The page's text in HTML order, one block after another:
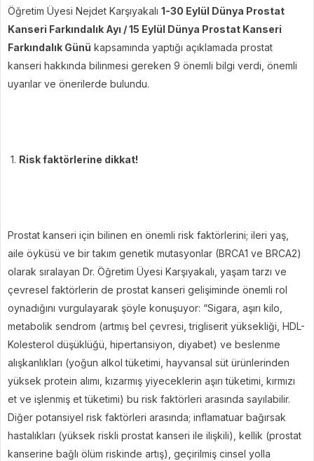
Öğretim Üyesi Nejdet Karşıyakalı 1-30 Eylül Dünya Prostat
Kanseri Farkındalık Ayı / 15 Eylül Dünya Prostat Kanseri
Farkındalık Günü kapsamında yaptığı açıklamada prostat
kanseri hakkında bilinmesi gereken 9 önemli bilgi verdi, önemli
uyarılar ve önerilerde bulundu.
1. Risk faktörlerine dikkat!
Prostat kanseri için bilinen en önemli risk faktörlerini; ileri yaş,
aile öyküsü ve bir takım genetik mutasyonlar (BRCA1 ve BRCA2)
olarak sıralayan Dr. Öğretim Üyesi Karşıyakalı, yaşam tarzı ve
çevresel faktörlerin de prostat kanseri gelişiminde önemli rol
oynadığını vurgulayarak şöyle konuşuyor: “Sigara, aşırı kilo,
metabolik sendrom (artmış bel çevresi, trigliserit yüksekliği, HDL-
Kolesterol düşüklüğü, hipertansiyon, diyabet) ve beslenme
alışkanlıkları (yoğun alkol tüketimi, hayvansal süt ürünlerinden
yüksek protein alımı, kızarmış yiyeceklerin aşırı tüketimi, kırmızı
et ve işlenmiş et tüketimi) bu risk faktörleri arasında sayılabilir.
Diğer potansiyel risk faktörleri arasında; inflamatuar bağırsak
hastalıkları (yüksek riskli prostat kanseri ile ilişkili), kellik (prostat
kanserine bağlı ölüm riskinde artış), geçirilmiş cinsel yolla